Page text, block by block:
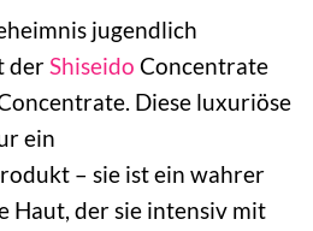
jugendlich
derShiseido Concentrate
Diese luxuriöse
ein
– sie ist ein wahrer
Haut, der sie intensiv mit